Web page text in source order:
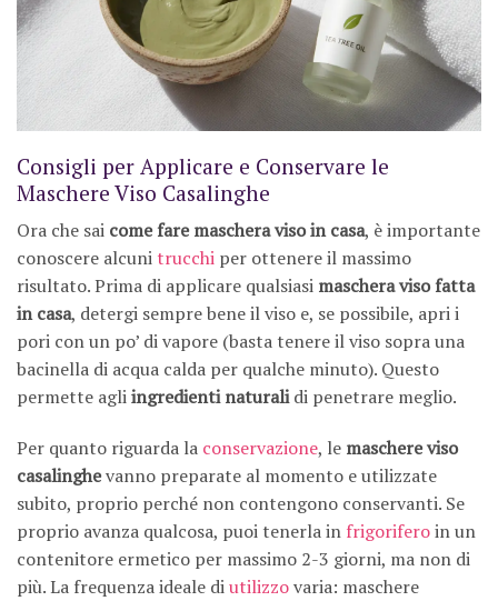
Consigli per Applicare e Conservare le
Maschere Viso Casalinghe
Ora che sai come fare maschera viso in casa, è importante
conoscere alcunitrucchi per ottenere il massimo
risultato. Prima di applicare qualsiasi maschera viso fatta
in casa, detergi sempre bene il viso e, se possibile, apri i
pori con un po’ di vapore (basta tenere il viso sopra una
bacinella di acqua calda per qualche minuto). Questo
permette agliingredienti naturalidi penetrare meglio.
Per quanto riguarda la conservazione, le maschere viso
casalinghevanno preparate al momento e utilizzate
subito, proprio perché non contengono conservanti. Se
proprio avanza qualcosa, puoi tenerla in frigoriferoin un
contenitore ermetico per massimo 2-3 giorni, ma non di
più. La frequenza ideale diutilizzovaria: maschere